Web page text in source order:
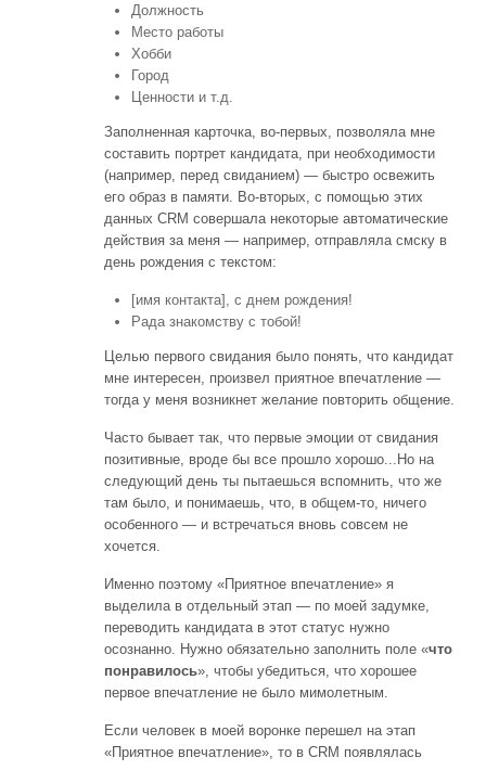
Должность
Место работы
Хобби
Город
Ценности и т.д.
Заполненная карточка, во-первых, позволяла мне
составить портрет кандидата, при необходимости
(например, перед свиданием) — быстро освежить
его образ в памяти. Во-вторых, с помощью этих
данных CRM совершала некоторые автоматические
действия за меня — например, отправляла смску в
день рождения с текстом:
[имя контакта], с днем рождения!
Рада знакомству с тобой!
Целью первого свидания было понять, что кандидат
мне интересен, произвел приятное впечатление —
тогда у меня возникнет желание повторить общение.
Часто бывает так, что первые эмоции от свидания
позитивные, вроде бы все прошло хорошо...Но на
следующий день ты пытаешься вспомнить, что же
там было, и понимаешь, что, в общем-то, ничего
особенного — и встречаться вновь совсем не
хочется.
Именно поэтому «Приятное впечатление» я
выделила в отдельный этап — по моей задумке,
переводить кандидата в этот статус нужно
осознанно. Нужно обязательно заполнить поле «что
понравилось», чтобы убедиться, что хорошее
первое впечатление не было мимолетным.
Если человек в моей воронке перешел на этап
«Приятное впечатление», то в CRM появлялась